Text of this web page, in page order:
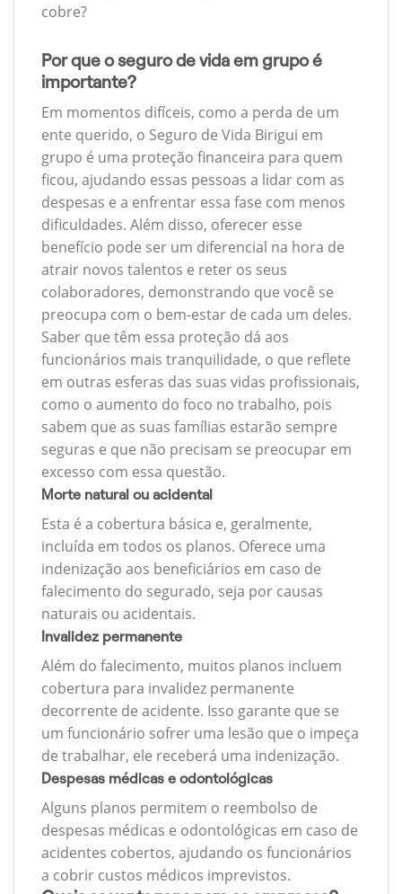
cobre?
Por que o seguro de vida em grupo é
importante?
Em momentos difíceis, como a perda de um
ente querido, o Seguro de Vida Birigui em
grupo é uma proteção financeira para quem
ficou, ajudando essas pessoas a lidar com as
despesas e a enfrentar essa fase com menos
dificuldades. Além disso, oferecer esse
benefício pode ser um diferencial na hora de
atrair novos talentos e reter os seus
colaboradores, demonstrando que você se
preocupa com o bem-estar de cada um deles.
Saber que têm essa proteção dá aos
funcionários mais tranquilidade, o que reflete
em outras esferas das suas vidas profissionais,
como o aumento do foco no trabalho, pois
sabem que as suas famílias estarão sempre
seguras e que não precisam se preocupar em
excesso com essa questão.
Morte natural ou acidental
Esta é a cobertura básica e, geralmente,
incluída em todos os planos. Oferece uma
indenização aos beneficiários em caso de
falecimento do segurado, seja por causas
naturais ou acidentais.
Invalidez permanente
Além do falecimento, muitos planos incluem
cobertura para invalidez permanente
decorrente de acidente. Isso garante que se
um funcionário sofrer uma lesão que o impeça
de trabalhar, ele receberá uma indenização.
Despesas médicas e odontológicas
Alguns planos permitem o reembolso de
despesas médicas e odontológicas em caso de
acidentes cobertos, ajudando os funcionários
a cobrir custos médicos imprevistos.